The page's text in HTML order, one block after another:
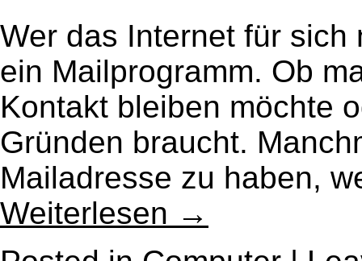
Wer das Internet für
ein Mailprogramm. Ob
Kontakt bleiben möchte
Gründen braucht.
Mailadresse zu haben,
Weiterlesen →